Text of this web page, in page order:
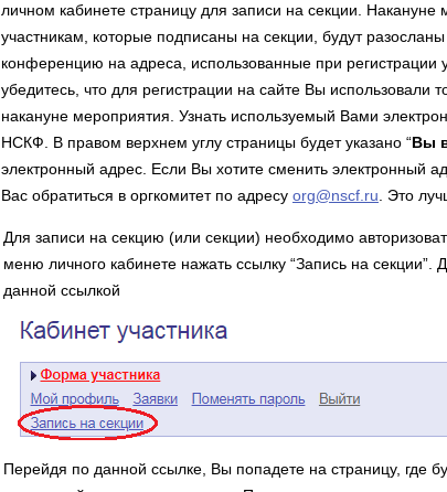
личном кабинете страницу для записи на секции.
участникам, которые подписаны на секции, будут
конференцию на адреса, использованные при регистрации
убедитесь, что для регистрации на сайте Вы использовали
накануне мероприятия. Узнать используемый Вами
НСКФ. В правом верхнем углу страницы будет указано “Вы
электронный адрес. Если Вы хотите сменить электронный
Вас обратиться в оргкомитет по адресу org@nscf.ru . Это
Для записи на секцию (или секции) необходимо
меню личного кабинете нажать ссылку “Запись на секции”.
данной ссылкой
Перейдя по данной ссылке, Вы попадете на страницу, где